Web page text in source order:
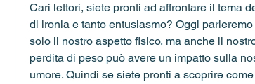
Cari lettori, siete pronti ad affrontare il tema
di ironia e tanto entusiasmo? Oggi
solo il nostro aspetto fisico, ma anche il
perdita di peso può avere un impatto sulla
umore. Quindi se siete pronti a scoprire